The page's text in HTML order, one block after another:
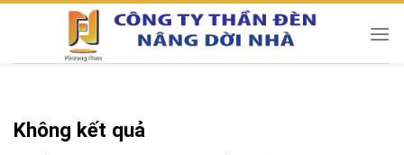
Chuyển
Không kết quả